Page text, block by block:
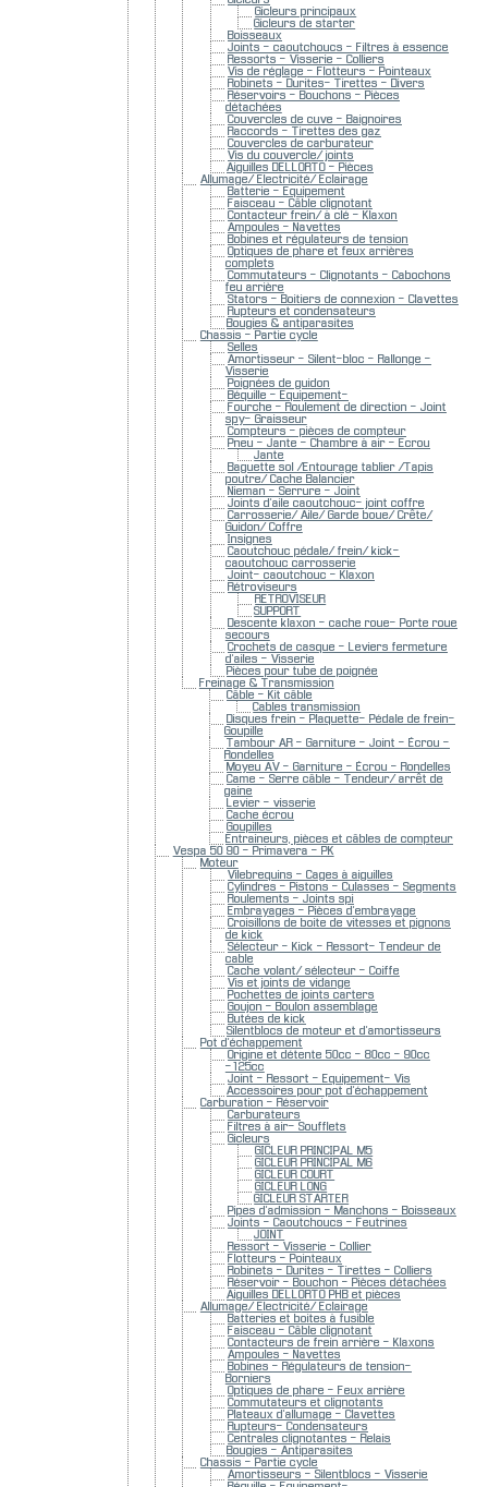
Gicleurs principaux
Gicleurs de starter
Boisseaux
Joints - caoutchoucs - Filtres à essence
Ressorts - Visserie - Colliers
Vis de réglage - Flotteurs - Pointeaux
Robinets - Durites- Tirettes - Divers
Réservoirs - Bouchons - Pièces
détachées
Couvercles de cuve - Baignoires
Raccords - Tirettes des gaz
Couvercles de carburateur
Vis du couvercle/ joints
Aiguilles DELLORTO - Pièces
Allumage/ Electricité/ Eclairage
Batterie - Equipement
Faisceau - Câble clignotant
Contacteur frein/ à clé - Klaxon
Ampoules - Navettes
Bobines et régulateurs de tension
Optiques de phare et feux arrières
complets
Commutateurs - Clignotants - Cabochons
feu arrière
Stators - Boitiers de connexion - Clavettes
Rupteurs et condensateurs
Bougies & antiparasites
Chassis - Partie cycle
Selles
Amortisseur - Silent-bloc - Rallonge -
Visserie
Poignées de guidon
Béquille - Equipement-
Fourche - Roulement de direction - Joint
spy- Graisseur
Compteurs - pièces de compteur
Pneu - Jante - Chambre à air - Ecrou
Jante
Baguette sol /Entourage tablier /Tapis
poutre/ Cache Balancier
Nieman - Serrure - Joint
Joints d'aile caoutchouc- joint coffre
Carrosserie/ Aile/ Garde boue/ Crête/
Guidon/ Coffre
Insignes
Caoutchouc pédale/ frein/ kick-
caoutchouc carrosserie
Joint- caoutchouc - Klaxon
Rétroviseurs
RETROVISEUR
SUPPORT
Descente klaxon - cache roue- Porte roue
secours
Crochets de casque - Leviers fermeture
d'ailes - Visserie
Pièces pour tube de poignée
Freinage & Transmission
Câble - Kit câble
Cables transmission
Disques frein - Plaquette- Pédale de frein-
Goupille
Tambour AR - Garniture - Joint - Écrou -
Rondelles
Moyeu AV - Garniture - Écrou - Rondelles
Came - Serre câble - Tendeur/ arrêt de
gaine
Levier - visserie
Cache écrou
Goupilles
Entraineurs, pièces et câbles de compteur
Vespa 50 90 - Primavera - PK
Moteur
Vilebrequins - Cages à aiguilles
Cylindres - Pistons - Culasses - Segments
Roulements - Joints spi
Embrayages - Pièces d'embrayage
Croisillons de boite de vitesses et pignons
de kick
Sélecteur - Kick - Ressort- Tendeur de
cable
Cache volant/ sélecteur - Coiffe
Vis et joints de vidange
Pochettes de joints carters
Goujon - Boulon assemblage
Butées de kick
Silentblocs de moteur et d'amortisseurs
Pot d'échappement
Origine et détente 50cc - 80cc - 90cc
-125cc
Joint - Ressort - Equipement- Vis
Accessoires pour pot d'échappement
Carburation - Réservoir
Carburateurs
Filtres à air- Soufflets
Gicleurs
GICLEUR PRINCIPAL M5
GICLEUR PRINCIPAL M6
GICLEUR COURT
GICLEUR LONG
GICLEUR STARTER
Pipes d'admission - Manchons - Boisseaux
Joints - Caoutchoucs - Feutrines
JOINT
Ressort - Visserie - Collier
Flotteurs - Pointeaux
Robinets - Durites - Tirettes - Colliers
Réservoir - Bouchon - Pièces détachées
Aiguilles DELLORTO PHB et pièces
Allumage/ Electricité/ Eclairage
Batteries et boites à fusible
Faisceau - Câble clignotant
Contacteurs de frein arrière - Klaxons
Ampoules - Navettes
Bobines - Régulateurs de tension-
Borniers
Optiques de phare - Feux arrière
Commutateurs et clignotants
Plateaux d'allumage - Clavettes
Rupteurs- Condensateurs
Centrales clignotantes - Relais
Bougies - Antiparasites
Chassis - Partie cycle
Amortisseurs - Silentblocs - Visserie